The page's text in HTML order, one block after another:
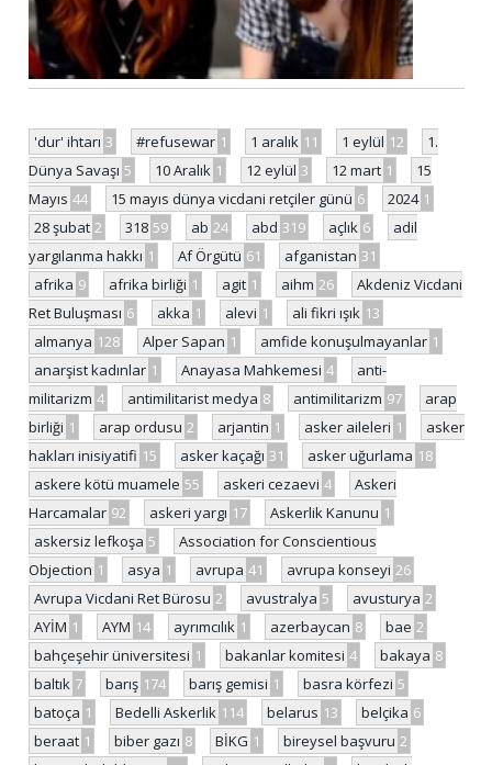
'dur' ihtarı 3 #refusewar 1 1 aralık 11 1 eylül 12
1.
Dünya Savaşı 5 10 Aralık 1 12 eylül 3 12 mart 1
15
Mayıs 44 15 mayıs dünya vicdani retçiler günü 6 2024 1
28 şubat 2 318 59 ab 24 abd 319 açlık 6
adil
yargılanma hakkı 1 Af Örgütü 61 afganistan 31
afrika 9 afrika birliği 1 agit 1 aihm 26
Akdeniz Vicdani
Ret Buluşması 6 akka 1 alevi 1 ali fikri ışık 13
almanya 128 Alper Sapan 1 amfide konuşulmayanlar 1
anarşist kadınlar 1 Anayasa Mahkemesi 4
anti-
militarizm 4 antimilitarist medya 8 antimilitarizm 97
arap
birliği 1 arap ordusu 2 arjantin 1 asker aileleri 1
asker
hakları inisiyatifi 15 asker kaçağı 31 asker uğurlama 18
askere kötü muamele 55 askeri cezaevi 4
Askeri
Harcamalar 92 askeri yargı 17 Askerlik Kanunu 1
askersiz lefkoşa 5
Association for Conscientious
Objection 1 asya 1 avrupa 41 avrupa konseyi 26
Avrupa Vicdani Ret Bürosu 2 avustralya 5 avusturya 2
AYİM 1 AYM 14 ayrımcılık 1 azerbaycan 8 bae 2
bahçeşehir üniversitesi 1 bakanlar komitesi 4 bakaya 8
baltık 7 barış 174 barış gemisi 1 basra körfezi 5
batoça 1 Bedelli Askerlik 114 belarus 13 belçika 6
beraat 1 biber gazı 8 BİKG 1 bireysel başvuru 2